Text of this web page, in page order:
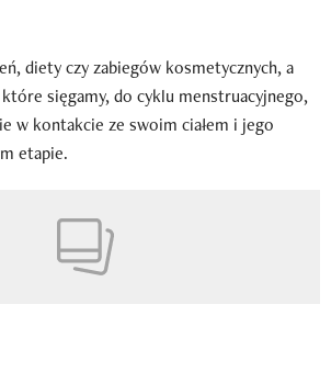
diety czy zabiegów kosmetycznych, a
sięgamy, do cyklu menstruacyjnego,
w kontakcie ze swoim ciałem i jego
etapie.